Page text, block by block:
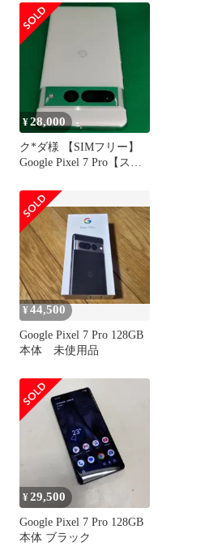
¥28,000
ク*ダ様 【SIMフリー】
Google Pixel 7 Pro【スノ
¥44,500
Google Pixel 7 Pro 128GB
本体 未使用品
¥29,500
Google Pixel 7 Pro 128GB
本体 ブラック